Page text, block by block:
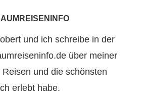
und ich schreibe in der
über meiner
und die schönsten
erlebt habe.